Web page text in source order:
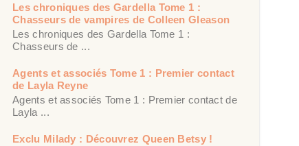
Les chroniques des Gardella Tome 1 :
Chasseurs de vampires de Colleen Gleason
Les chroniques des Gardella Tome 1 :
Chasseurs de ...
Agents et associés Tome 1 : Premier contact
de Layla Reyne
Agents et associés Tome 1 : Premier contact de
Layla ...
Exclu Milady : Découvrez Queen Betsy !